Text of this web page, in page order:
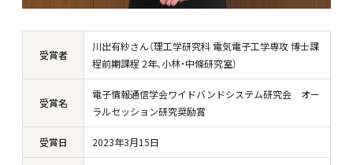
受賞者
川出有紗さん（理工学研究科 電気電子工学専攻 博士課
程前期課程 2年、小林・中條研究室）
受賞名
電子情報通信学会ワイドバンドシステム研究会 オー
ラルセッション研究奨励賞
受賞日 2023年3月15日